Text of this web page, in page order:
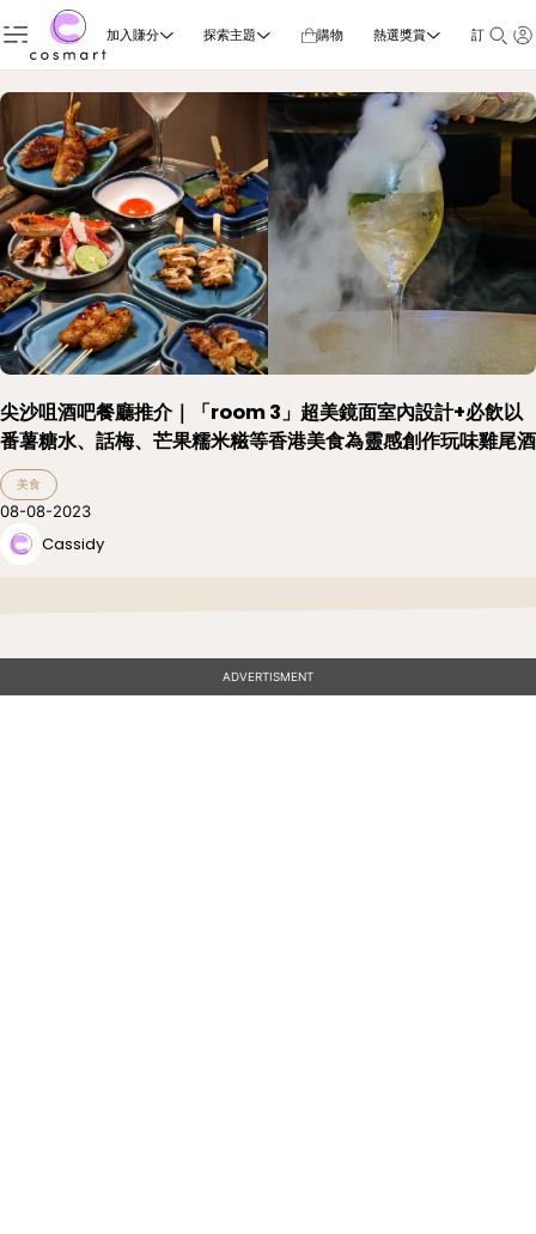
加入賺分 探索主題 購物 熱選獎賞 訂閱雜誌
尖沙咀酒吧餐廳推介｜「room 3」超美鏡面室內設計+必飲以
番薯糖水、話梅、芒果糯米糍等香港美食為靈感創作玩味雞尾酒
美食
08-08-2023
Cassidy
ADVERTISMENT